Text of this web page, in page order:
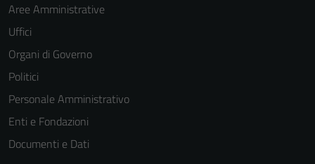
Aree Amministrative
Uffici
Organi di Governo
Politici
Personale Amministrativo
Enti e Fondazioni
Documenti e Dati